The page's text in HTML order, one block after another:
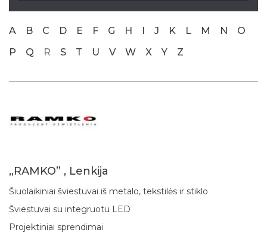
A B C D E F G H I J K L M N
O
P
Q R S T U V W X Y Z
„RAMKO” , Lenkija
Šiuolaikiniai šviestuvai iš metalo, tekstilės ir stiklo
Šviestuvai su integruotu LED
Projektiniai sprendimai